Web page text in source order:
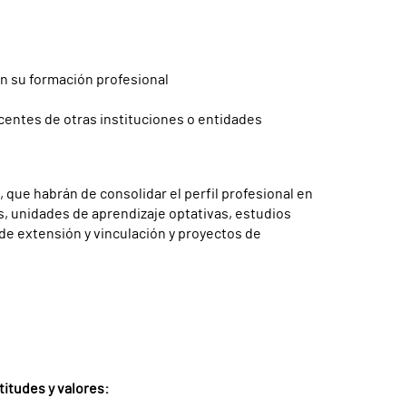
su formación profesional
de otras instituciones o entidades
habrán de consolidar el perfil profesional en
unidades de aprendizaje optativas, estudios
extensión y vinculación y proyectos de
y valores: